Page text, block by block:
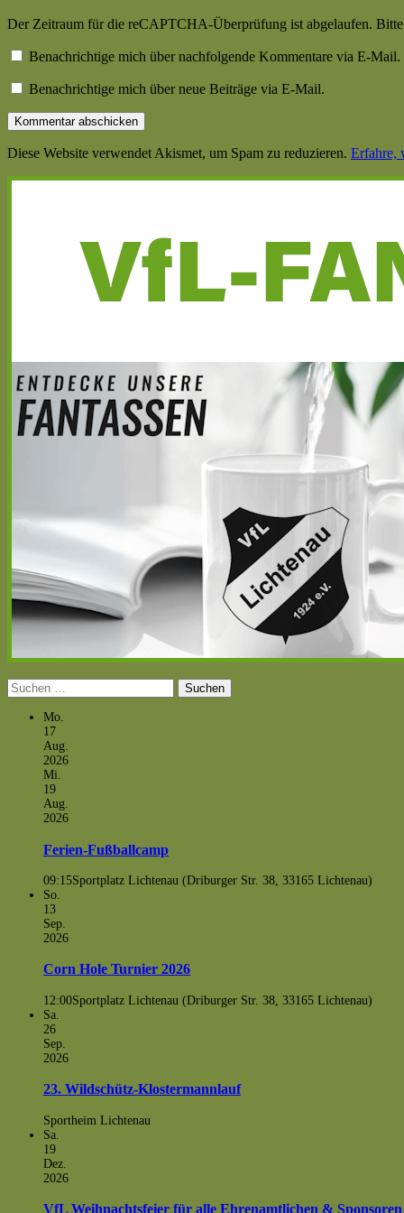
Der Zeitraum für die reCAPTCHA-Überprüfung ist abgelaufen. Bitte
Benachrichtige mich über nachfolgende Kommentare via E-Mail.
Benachrichtige mich über neue Beiträge via E-Mail.
Diese Website verwendet Akismet, um Spam zu reduzieren. Erfahre,
Haupt-
Suchen
nach:
Mo.
17
Aug.
2026
Mi.
19
Aug.
2026
Ferien-Fußballcamp
09:15Sportplatz Lichtenau (Driburger Str. 38, 33165 Lichtenau)
So.
13
Sep.
2026
Corn Hole Turnier 2026
12:00Sportplatz Lichtenau (Driburger Str. 38, 33165 Lichtenau)
Sa.
26
Sep.
2026
23. Wildschütz-Klostermannlauf
Sportheim Lichtenau
Sa.
19
Dez.
2026
VfL Weihnachtsfeier für alle Ehrenamtlichen & Sponsoren